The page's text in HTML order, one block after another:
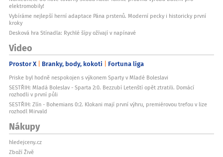
elektromobily!
Vybíráme nejlepší herní adaptace Pána prstenů. Moderní pecky i historicky první
kroky
Desková hra Stínadla: Rychlé šípy ožívají v napínavé
Video
Prostor X Branky, body, kokoti Fortuna liga
Priske byl hodně nespokojen s výkonem Sparty v Mladé Boleslavi
SESTŘIH: Mladá Boleslav - Sparta 2:0. Bezzubí Letenští opět ztratili. Domácí
rozhodli v první půli
SESTŘIH: Zlín - Bohemians 0:2. Klokani mají první výhru, premiérovou trefou v lize
rozhodl Mirvald
Nákupy
hledejceny.cz
Zboží Živě